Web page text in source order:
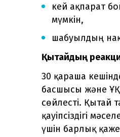
кей ақпарат
мүмкін,
шабуылдың
Қытайдың
30 қараша
басшысы және
сөйлесті. Қытай
қауіпсіздігі
үшін барлық